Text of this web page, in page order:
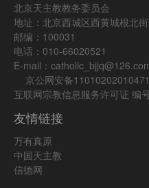
北京天主教教务委员会
地址：北京西城区西黄城根北
邮编：100031
电话：010-66020521
E-mail：
京公网安备
互联网宗教信息服务许可证 编
友情链接
万有真原
中国天主教
信德网